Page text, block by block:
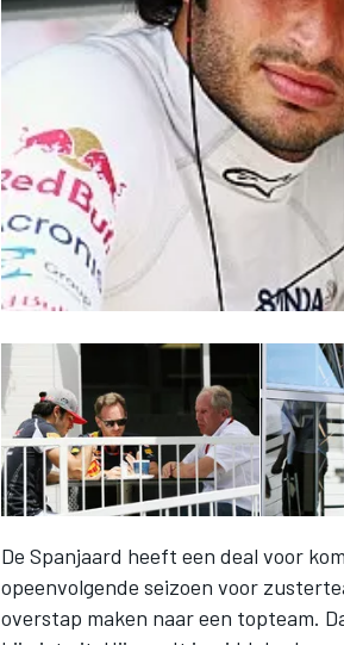
INDYCAR
WEC DTM
De Spanjaard heeft een deal voor
opeenvolgende seizoen voor
overstap maken naar een topteam.